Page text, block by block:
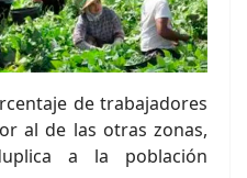
de trabajadores
al de las otras zonas,
a la población